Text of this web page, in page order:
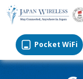
Pocket WiFi